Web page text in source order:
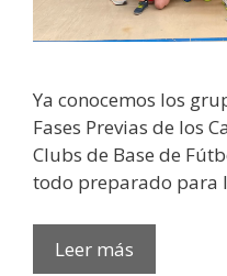
Ya conocemos los
Fases Previas de los
Clubs de Base de
todo preparado para
Leer más